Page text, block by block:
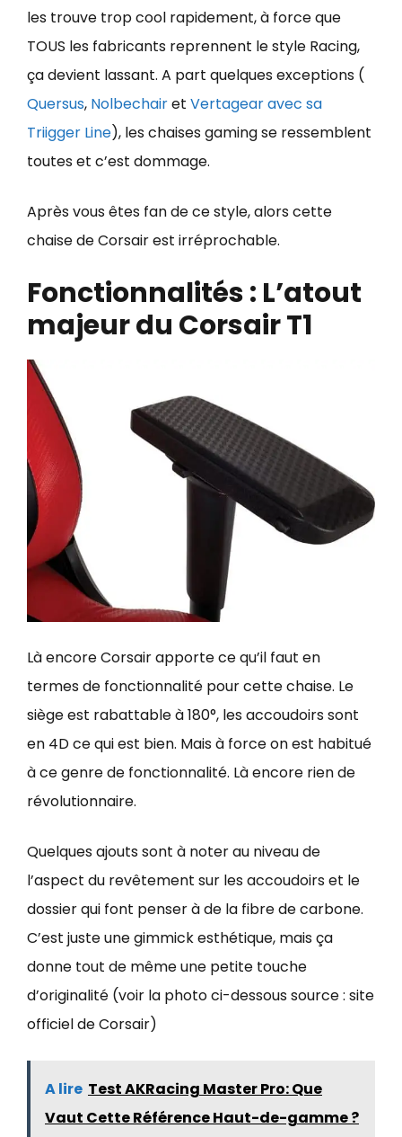
les trouve trop cool rapidement, à force que
TOUS les fabricants reprennent le style Racing,
ça devient lassant. A part quelques exceptions (
Quersus, Nolbechairet Vertagear avec sa
Triigger Line), les chaises gaming se ressemblent
toutes et c’est dommage.
Après vous êtes fan de ce style, alors cette
chaise de Corsair est irréprochable.
Fonctionnalités : L’atout
majeur du Corsair T1
Là encore Corsair apporte ce qu’il faut en
termes de fonctionnalité pour cette chaise. Le
siège est rabattable à 180°, les accoudoirs sont
en 4D ce qui est bien. Mais à force on est habitué
à ce genre de fonctionnalité. Là encore rien de
révolutionnaire.
Quelques ajouts sont à noter au niveau de
l’aspect du revêtement sur les accoudoirs et le
dossier qui font penser à de la fibre de carbone.
C’est juste une gimmick esthétique, mais ça
donne tout de même une petite touche
d’originalité (voir la photo ci-dessous source : site
officiel de Corsair)
A lire Test AKRacing Master Pro: Que
Vaut Cette Référence Haut-de-gamme ?